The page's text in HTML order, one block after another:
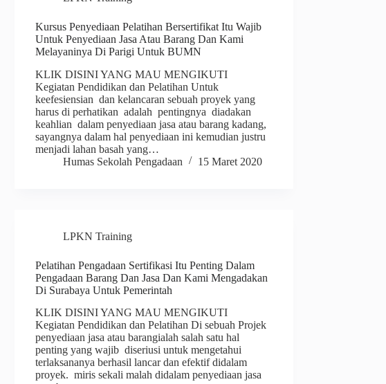
Kursus Penyediaan Pelatihan Bersertifikat Itu Wajib
Untuk Penyediaan Jasa Atau Barang Dan Kami
Melayaninya Di Parigi Untuk BUMN
KLIK DISINI YANG MAU MENGIKUTI
Kegiatan Pendidikan dan Pelatihan Untuk
keefesiensian dan kelancaran sebuah proyek yang
harus di perhatikan adalah pentingnya diadakan
keahlian dalam penyediaan jasa atau barang kadang,
sayangnya dalam hal penyediaan ini kemudian justru
menjadi lahan basah yang…
Humas Sekolah Pengadaan
15 Maret 2020
LPKN Training
Pelatihan Pengadaan Sertifikasi Itu Penting Dalam
Pengadaan Barang Dan Jasa Dan Kami Mengadakan
Di Surabaya Untuk Pemerintah
KLIK DISINI YANG MAU MENGIKUTI
Kegiatan Pendidikan dan Pelatihan Di sebuah Projek
penyediaan jasa atau barangialah salah satu hal
penting yang wajib diseriusi untuk mengetahui
terlaksananya berhasil lancar dan efektif didalam
proyek. miris sekali malah didalam penyediaan jasa